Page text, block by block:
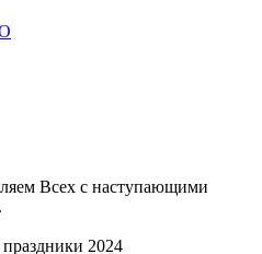
Всех с наступающими